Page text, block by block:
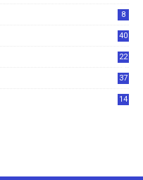
8
40
22
37
14